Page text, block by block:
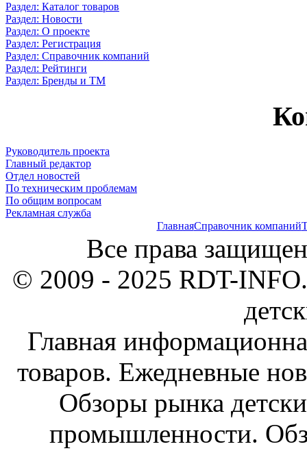
Раздел: Каталог товаров
Раздел: Новости
Раздел: О проекте
Раздел: Регистрация
Раздел: Справочник компаний
Раздел: Рейтинги
Раздел: Бренды и ТМ
Руководитель проекта
Главный редактор
Отдел новостей
По техническим проблемам
По общим вопросам
Рекламная служба
ГлавнаяСправочник компаний
Все права
© 2009 - 2025 RDT-
Главная
товаров. Ежедневные
Обзоры рынка
промышленности.